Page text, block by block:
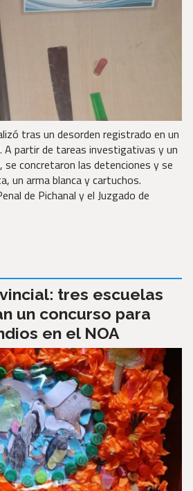
tras un desorden registrado en un
A partir de tareas investigativas y un
se concretaron las detenciones y se
un arma blanca y cartuchos.
de Pichanal y el Juzgado de
tres escuelas
un concurso para
en el NOA